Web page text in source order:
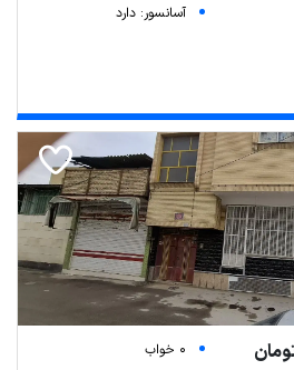
آسانسور: دارد
0 خواب